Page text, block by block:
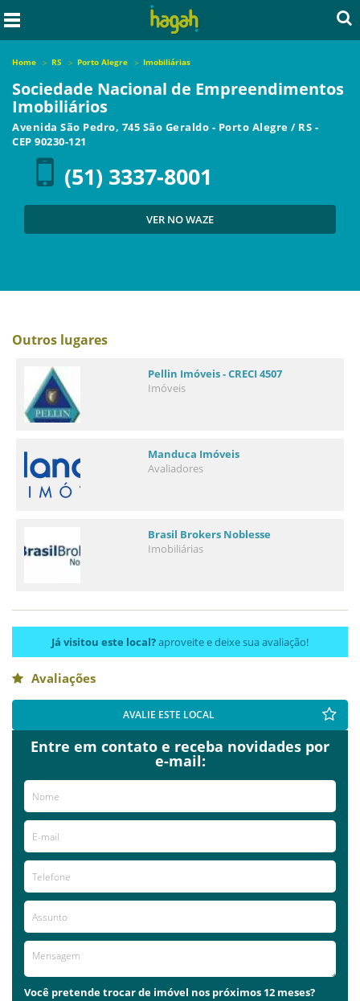
Home RS Porto Alegre Imobiliárias
Sociedade Nacional de Empreendimentos
Imobiliários
Avenida São Pedro, 745 São Geraldo - Porto Alegre / RS -
CEP 90230-121
(51) 3337-8001
VER NO WAZE
Outros lugares
Pellin Imóveis - CRECI 4507
Imóveis
Manduca Imóveis
Avaliadores
Brasil Brokers Noblesse
Imobiliárias
Já visitou este local?aproveite e deixe sua avaliação!
Avaliações
AVALIE ESTE LOCAL
Entre em contato e receba novidades por
e-mail:
Você pretende trocar de imóvel nos próximos 12 meses?